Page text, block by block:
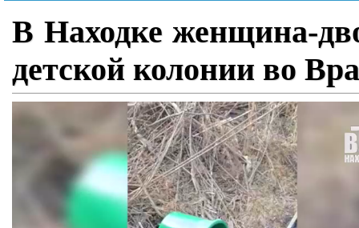
В Находке женщина-
детской колонии во